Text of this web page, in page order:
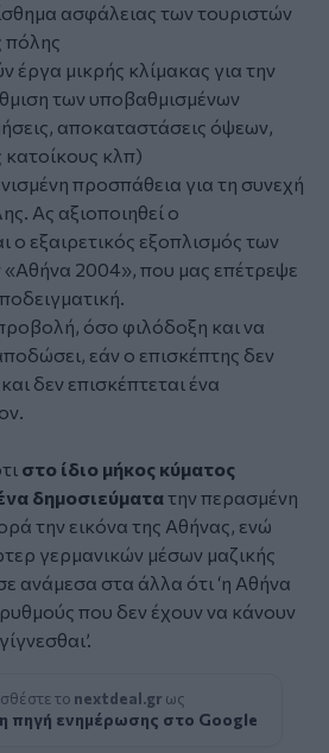
ασφάλειας των τουριστών
πόλης
έργα μικρής κλίμακας για την
των υποβαθμισμένων
αποκαταστάσεις όψεων,
κατοίκους κλπ)
προσπάθεια για τη συνεχή
Ας αξιοποιηθεί ο
ο εξαιρετικός εξοπλισμός των
2004», που μας επέτρεψε
όσο φιλόδοξη και να
εάν ο επισκέπτης δεν
δεν επισκέπτεται ένα
στο ίδιο μήκος κύματος
δημοσιεύματατην περασμένη
την εικόνα της Αθήνας, ενώ
γερμανικών μέσων μαζικής
ανάμεσα στα άλλα ότι ‘η Αθήνα
που δεν έχουν να κάνουν
το nextdeal.gr ως
πηγή ενημέρωσης στο Google